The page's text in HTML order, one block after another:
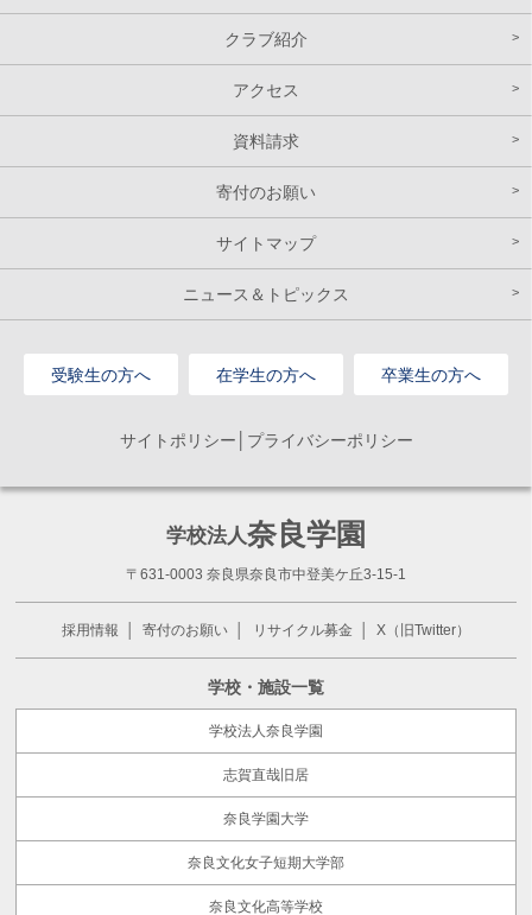
クラブ紹介
アクセス
資料請求
寄付のお願い
サイトマップ
ニュース＆トピックス
受験生の方へ 在学生の方へ 卒業生の方へ
サイトポリシー│プライバシーポリシー
学校法人奈良学園
〒631-0003 奈良県奈良市中登美ケ丘3-15-1
採用情報 寄付のお願い リサイクル募金 X（旧Twitter）
学校・施設一覧
学校法人奈良学園
志賀直哉旧居
奈良学園大学
奈良文化女子短期大学部
奈良文化高等学校